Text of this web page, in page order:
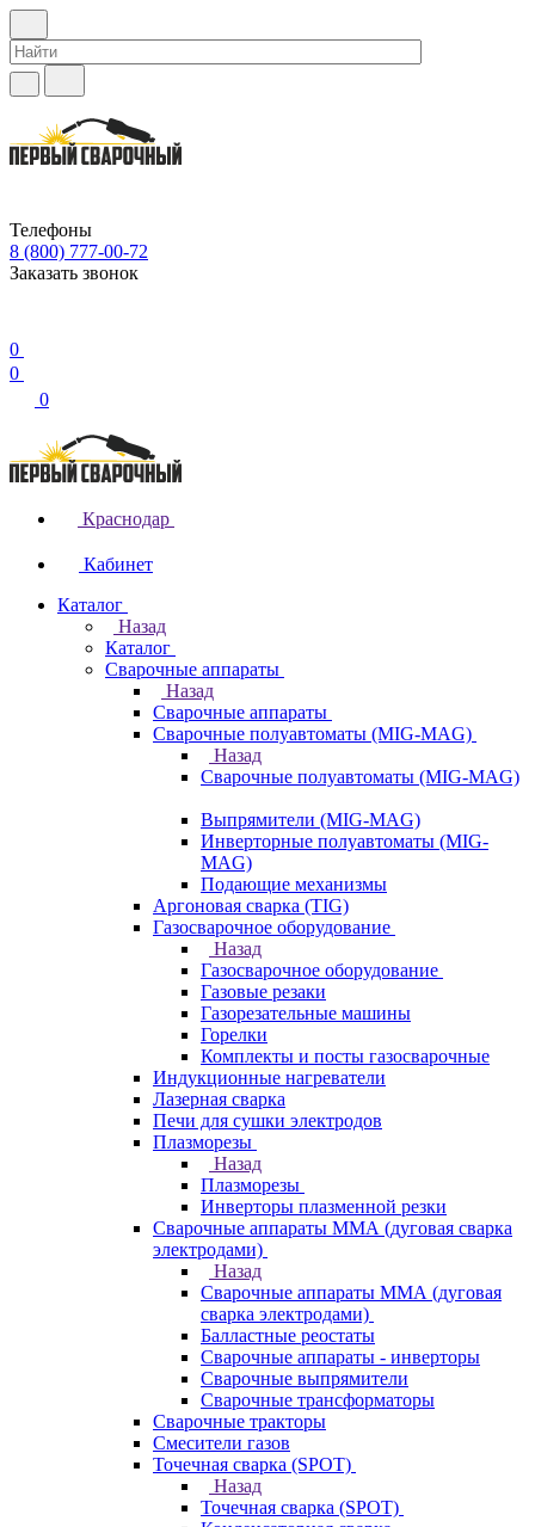
Телефоны
8 (800) 777-00-72
Заказать звонок
0
0
0
Краснодар
Кабинет
Каталог
Назад
Каталог
Сварочные аппараты
Назад
Сварочные аппараты
Сварочные полуавтоматы (MIG-MAG)
Назад
Сварочные полуавтоматы (MIG-MAG)
Выпрямители (MIG-MAG)
Инверторные полуавтоматы (MIG-
MAG)
Подающие механизмы
Аргоновая сварка (TIG)
Газосварочное оборудование
Назад
Газосварочное оборудование
Газовые резаки
Газорезательные машины
Горелки
Комплекты и посты газосварочные
Индукционные нагреватели
Лазерная сварка
Печи для сушки электродов
Плазморезы
Назад
Плазморезы
Инверторы плазменной резки
Сварочные аппараты ММА (дуговая сварка
электродами)
Назад
Сварочные аппараты ММА (дуговая
сварка электродами)
Балластные реостаты
Сварочные аппараты - инверторы
Сварочные выпрямители
Сварочные трансформаторы
Сварочные тракторы
Смесители газов
Точечная сварка (SPOT)
Назад
Точечная сварка (SPOT)